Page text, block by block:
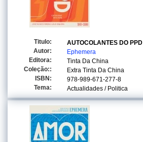
Titulo:
AUTOCOLANTES DO PPD
Autor:
Ephemera
Editora:
Tinta Da China
Coleção::
Extra Tinta Da China
ISBN:
978-989-671-277-8
Tema:
Actualidades / Politica